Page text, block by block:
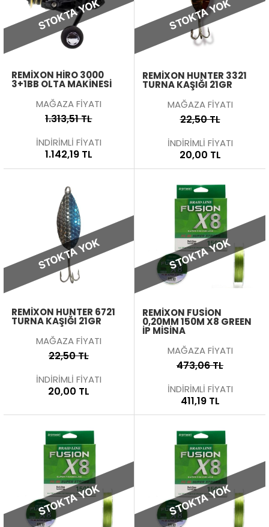
STOKTA YOK
REMIXON HIRO 3000
3+1BB OLTA MAKINESI
MAĞAZA FİYATI
1.313,51 TL
İNDİRİMLİ FİYATI
1.142,19 TL
STOKTA YOK
REMIXON HUNTER 3321
TURNA KAŞIĞI 21GR
MAĞAZA FİYATI
22,50 TL
İNDİRİMLİ FİYATI
20,00 TL
STOKTA YOK
REMIXON HUNTER 6721
TURNA KAŞIĞI 21GR
MAĞAZA FİYATI
22,50 TL
İNDİRİMLİ FİYATI
20,00 TL
STOKTA YOK
REMIXON FUSION
0,20MM 150M X8 GREEN
İP MISINA
MAĞAZA FİYATI
473,06 TL
İNDİRİMLİ FİYATI
411,19 TL
STOKTA YOK STOKTA YOK